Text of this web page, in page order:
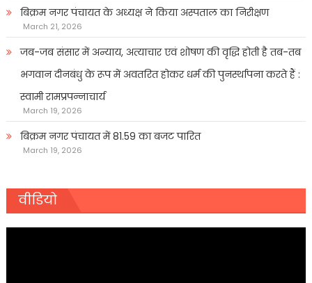
बिक्रम नगर पंचायत के अध्यक्ष ने किया अस्पताल का निरीक्षण
March 21, 2026
जब-जब संसार में अन्याय, अत्याचार एवं शोषण की वृद्धि होती है तब-तब
भगवान दीनबंधु के रूप में अवतरित होकर धर्म की पुनर्स्थापना करते हैं :
स्वामी रामप्रपन्नाचार्य
March 19, 2026
बिक्रम नगर पंचायत में 81.59 का बजट पारित
March 19, 2026
वीडियो